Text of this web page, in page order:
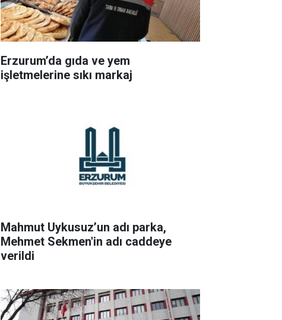
Erzurum’da gıda ve yem
işletmelerine sıkı markaj
Mahmut Uykusuz’un adı parka,
Mehmet Sekmen'in adı caddeye
verildi